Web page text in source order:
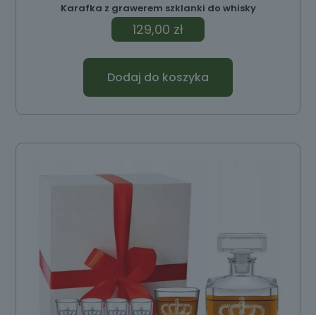
Karafka z grawerem szklanki do whisky
129,00 zł
Dodaj do koszyka